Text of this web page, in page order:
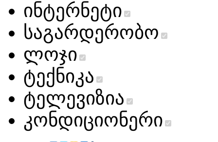
ინტერნეტი
საგარდერობო
ლოჯი
ტექნიკა
ტელევიზია
კონდიციონერი